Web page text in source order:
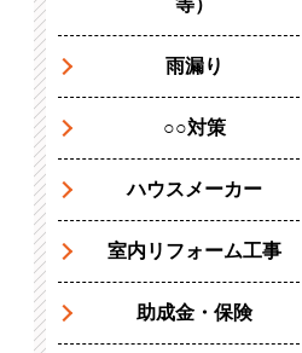
等）
雨漏り
○○対策
ハウスメーカー
室内リフォーム工事
助成金・保険